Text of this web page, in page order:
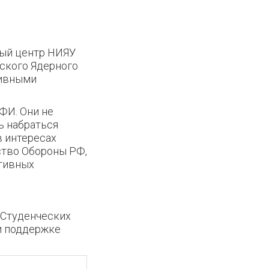
центр НИЯУ
Ядерного
Они не
набраться
Обороны РФ,
поддержке